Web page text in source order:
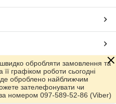
Prom.ua
обробляти замовлення та
її графіком роботи сьогодні
оброблено найближчим
зателефонувати чи
номером 097-589-52-86 (Viber)